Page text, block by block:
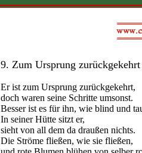
9. Zum Ursprung zurückgekehrt
Er ist zum Ursprung zurückgekehrt,
doch waren seine Schritte umsonst.
Besser ist es für ihn, wie blind und
In seiner Hütte sitzt er,
sieht von all dem da draußen nichts.
Die Ströme fließen, wie sie fließen,